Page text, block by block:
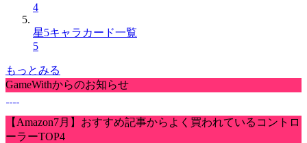
4
星5キャラカード一覧
5
もっとみる
GameWithからのお知らせ
【Amazon7月】おすすめ記事からよく買われているコントロ
ーラーTOP4